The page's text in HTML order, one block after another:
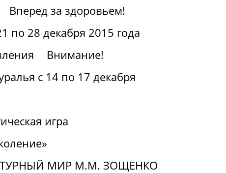
Вперед за здоровьем!
по 28 декабря 2015 года
Внимание!
с 14 по 17 декабря
игра
МИР М.М. ЗОЩЕНКО